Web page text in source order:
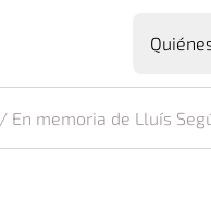
/ En memoria de Lluís